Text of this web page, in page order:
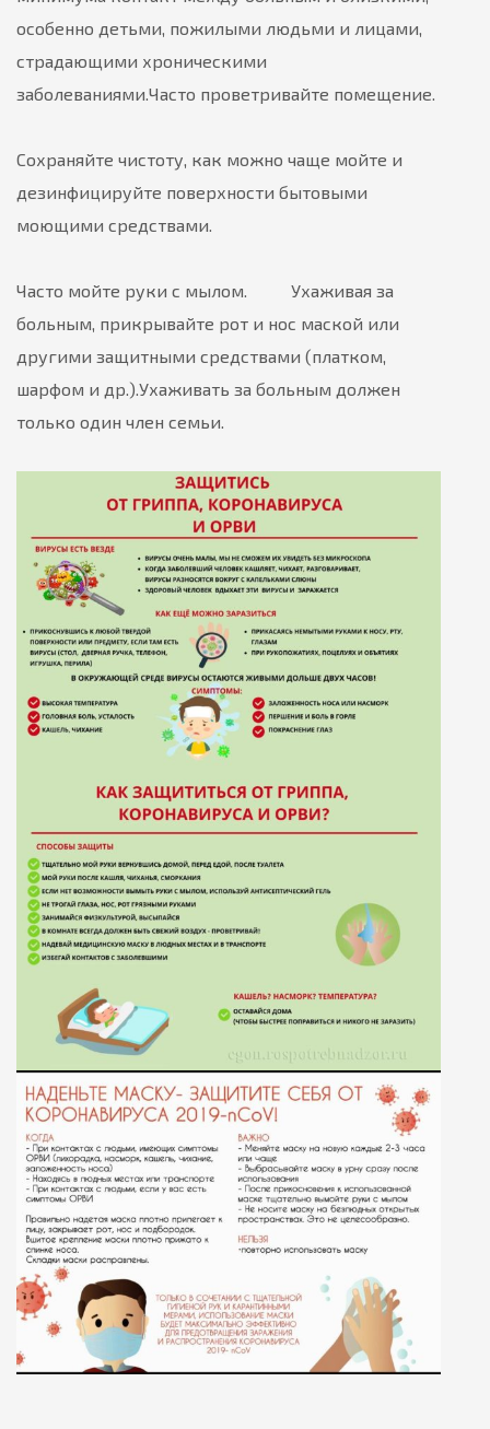
особенно детьми, пожилыми людьми и лицами,
страдающими хроническими
заболеваниями. Часто проветривайте помещение.
Сохраняйте чистоту, как можно чаще мойте и
дезинфицируйте поверхности бытовыми
моющими средствами.
Часто мойте руки с мылом. Ухаживая за
больным, прикрывайте рот и нос маской или
другими защитными средствами (платком,
шарфом и др.). Ухаживать за больным должен
только один член семьи.